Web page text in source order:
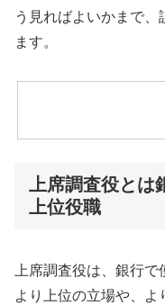
う見ればよいかまで
ます。
上席調査役とは
上位役職
上席調査役は、銀行
より上位の立場や、よ